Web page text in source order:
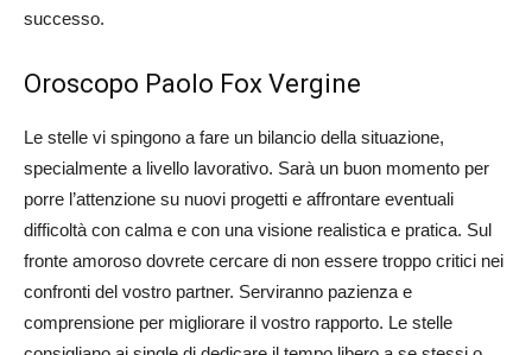
successo.
Oroscopo Paolo Fox Vergine
Le stelle vi spingono a fare un bilancio della situazione,
specialmente a livello lavorativo. Sarà un buon momento per
porre l’attenzione su nuovi progetti e affrontare eventuali
difficoltà con calma e con una visione realistica e pratica. Sul
fronte amoroso dovrete cercare di non essere troppo critici nei
confronti del vostro partner. Serviranno pazienza e
comprensione per migliorare il vostro rapporto. Le stelle